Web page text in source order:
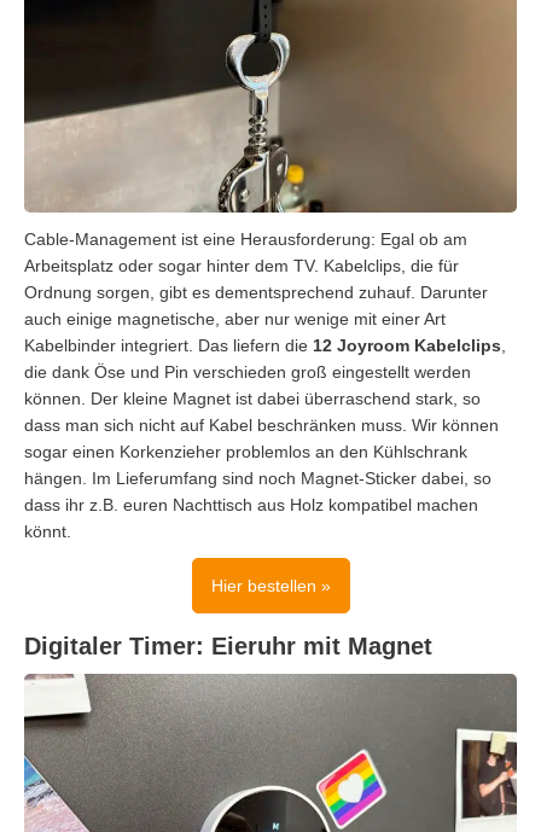
Cable-Management ist eine Herausforderung: Egal ob am
Arbeitsplatz oder sogar hinter dem TV. Kabelclips, die für
Ordnung sorgen, gibt es dementsprechend zuhauf. Darunter
auch einige magnetische, aber nur wenige mit einer Art
Kabelbinder integriert. Das liefern die 12 Joyroom Kabelclips,
die dank Öse und Pin verschieden groß eingestellt werden
können. Der kleine Magnet ist dabei überraschend stark, so
dass man sich nicht auf Kabel beschränken muss. Wir können
sogar einen Korkenzieher problemlos an den Kühlschrank
hängen. Im Lieferumfang sind noch Magnet-Sticker dabei, so
dass ihr z.B. euren Nachttisch aus Holz kompatibel machen
könnt.
Hier bestellen »
Digitaler Timer: Eieruhr mit Magnet